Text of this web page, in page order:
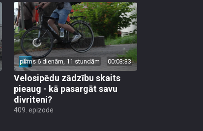
pirms 6 dienām, 11 stundām 00:03:33
Velosipēdu zādzību skaits
pieaug - kā pasargāt savu
divriteni?
409. epizode